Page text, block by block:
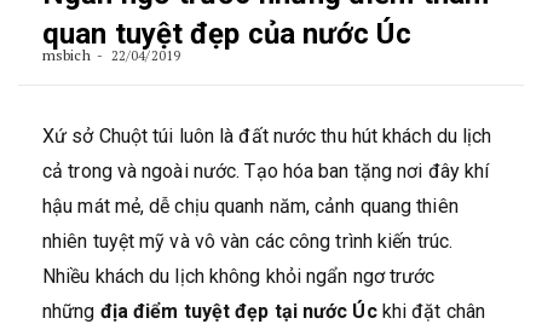
quan tuyệt đẹp của nước Úc
msbich 22/04/2019
Xứ sở Chuột túi luôn là đất nước thu hút khách du lịch
cả trong và ngoài nước. Tạo hóa ban tặng nơi đây khí
hậu mát mẻ, dễ chịu quanh năm, cảnh quang thiên
nhiên tuyệt mỹ và vô vàn các công trình kiến trúc.
Nhiều khách du lịch không khỏi ngẩn ngơ trước
những địa điểm tuyệt đẹp tại nước Úckhi đặt chân